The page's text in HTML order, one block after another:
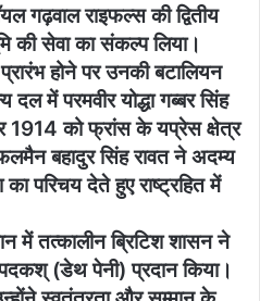
गढ़वाल राइफल्स की द्वितीय
की सेवा का संकल्प लिया।
होने पर उनकी बटालियन
में परमवीर योद्धा गब्बर सिंह
1914 को फ्रांस के यप्रेस क्षेत्र
बहादुर सिंह रावत ने अदम्य
का परिचय देते हुए राष्ट्रहित में
में तत्कालीन ब्रिटिश शासन ने
(डेथ पेनी) प्रदान किया।